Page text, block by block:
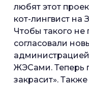
любят этот
кот-лингвист на
Чтобы такого
согласовали
ЖЭСами. Теперь
закрасит».